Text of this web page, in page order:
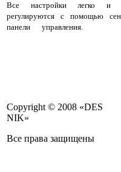
Все настройки легко и
регулируются с помощью
панели управления.
Copyright © 2008 «DES
NIK»
Все права защищены